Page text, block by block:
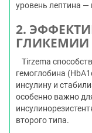
уровень лептина
2.
ГЛИКЕМИИ
Tirzema
гемоглобина
инсулину и
особенно важно
второго типа.